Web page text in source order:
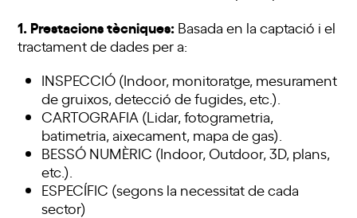
1. Prestacions tècniques: Basada en la captació i el
tractament de dades per a:
INSPECCIÓ (Indoor, monitoratge, mesurament
de gruixos, detecció de fugides, etc.).
CARTOGRAFIA (Lidar, fotogrametria,
batimetria, aixecament, mapa de gas).
BESSÓ NUMÈRIC (Indoor, Outdoor, 3D, plans,
etc.).
ESPECÍFIC (segons la necessitat de cada
sector)